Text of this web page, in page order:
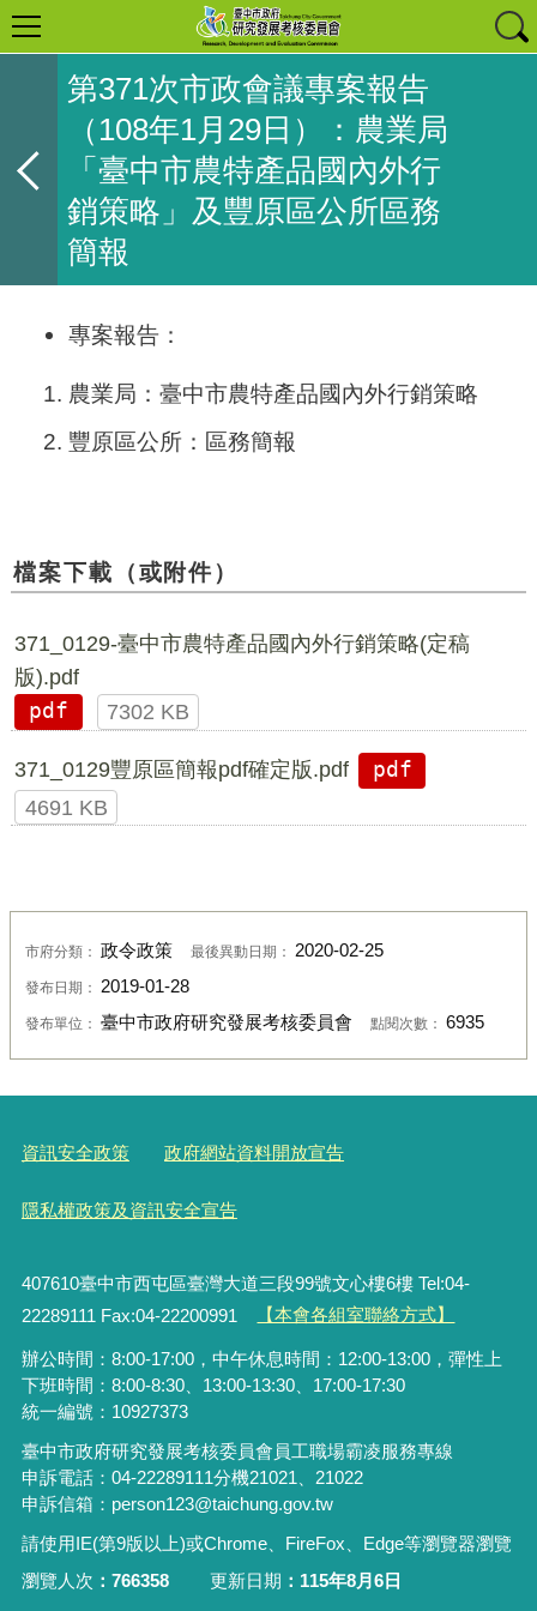
第371次市政會議專案報告
（108年1月29日）：農業局
「臺中市農特產品國內外行
銷策略」及豐原區公所區務
簡報
專案報告：
農業局：臺中市農特產品國內外行銷策略
豐原區公所：區務簡報
檔案下載（或附件）
371_0129-臺中市農特產品國內外行銷策略(定稿
版).pdf
pdf
7302 KB
371_0129豐原區簡報pdf確定版.pdf
pdf
4691 KB
市府分類： 政令政策 最後異動日期： 2020-02-25
發布日期： 2019-01-28
發布單位： 臺中市政府研究發展考核委員會 點閱次數： 6935
資訊安全政策 政府網站資料開放宣告
隱私權政策及資訊安全宣告
407610臺中市西屯區臺灣大道三段99號文心樓6樓 Tel:04-
22289111 Fax:04-22200991
【本會各組室聯絡方式】
辦公時間：8:00-17:00，中午休息時間：12:00-13:00，彈性上
下班時間：8:00-8:30、13:00-13:30、17:00-17:30
統一編號：10927373
臺中市政府研究發展考核委員會員工職場霸凌服務專線
申訴電話：04-22289111分機21021、21022
申訴信箱：person123@taichung.gov.tw
請使用IE(第9版以上)或Chrome、FireFox、Edge等瀏覽器瀏覽
瀏覽人次
766358 更新日期 115年8月6日